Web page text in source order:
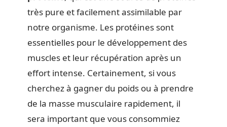
très pure et facilement assimilable par
notre organisme. Les protéines sont
essentielles pour le développement des
muscles et leur récupération après un
effort intense. Certainement, si vous
cherchez à gagner du poids ou à prendre
de la masse musculaire rapidement, il
sera important que vous consommiez